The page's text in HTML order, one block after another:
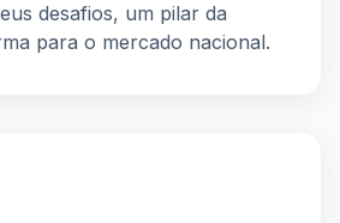
desafios, um pilar da
para o mercado nacional.